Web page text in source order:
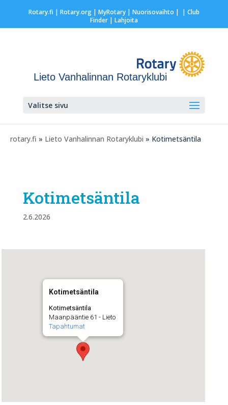
Rotary.fi | Rotary.org| MyRotary | Nuorisovaihto | | Club
Finder| Lahjoita
Lieto Vanhalinnan Rotaryklubi
Valitse sivu
rotary.fi » Lieto Vanhalinnan Rotaryklubi » Kotimetsäntila
Kotimetsäntila
2.6.2026
Kotimetsäntila
Kotimetsäntila
Maanpääntie 61 - Lieto
Tapahtumat